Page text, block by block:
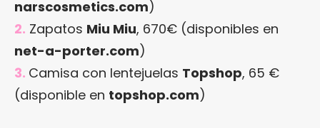
narscosmetics.com)
2. Zapatos Miu Miu, 670€ (disponibles en
net-a-porter.com)
3. Camisa con lentejuelas Topshop, 65 €
(disponible en topshop.com)